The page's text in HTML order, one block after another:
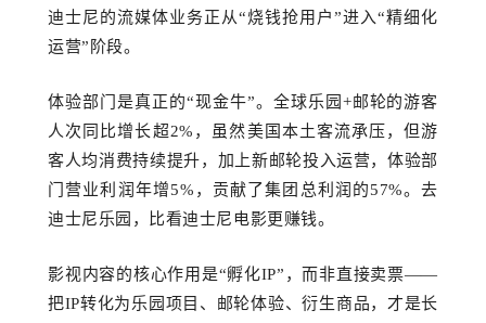
迪士尼的流媒体业务正从“烧钱抢用户”进入“精细化
运营”阶段。
体验部门是真正的“现金牛”。全球乐园+邮轮的游客
人次同比增长超2%，
虽然美国本土客流承压，但游
客人均消费持续提升，加上新邮轮投入运营，体验部
门营业利润年增5%，贡献了集团总利润的57%。去
迪士尼乐园，比看迪士尼电影更赚钱。
影视内容的核心作用是“孵化IP”，而非直接卖票——
把IP转化为乐园项目、邮轮体验、衍生商品，才是长